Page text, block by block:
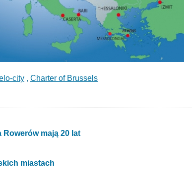
city , Charter of Brussels
Rowerów mają 20 lat
miastach